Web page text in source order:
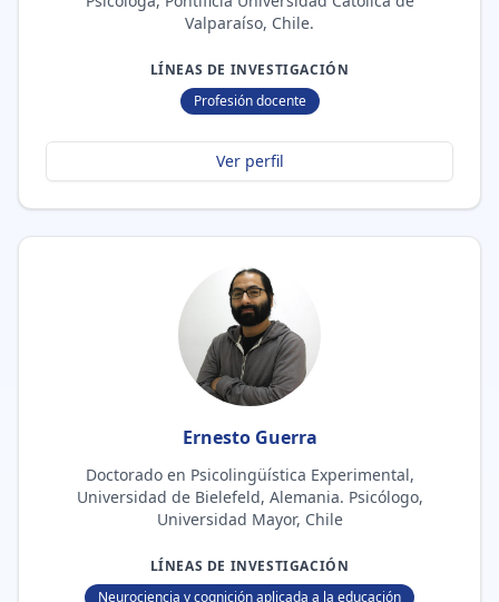
Valparaíso, Chile.
LÍNEAS DE INVESTIGACIÓN
Profesión docente
Ver perfil
Ernesto Guerra
Doctorado en Psicolingüística Experimental,
Universidad de Bielefeld, Alemania. Psicólogo,
Universidad Mayor, Chile
LÍNEAS DE INVESTIGACIÓN
Neurociencia y cognición aplicada a la educación